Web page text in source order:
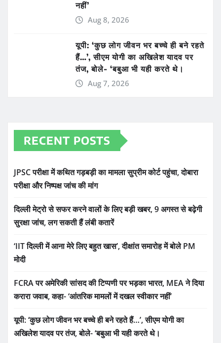
नहीं’
Aug 8, 2026
यूपी: ‘कुछ लोग जीवन भर बच्चे ही बने रहते
हैं…’, सीएम योगी का अखिलेश यादव पर
तंज, बोले- ‘बबुआ भी यही करते थे।
Aug 7, 2026
RECENT POSTS
JPSC परीक्षा में कथित गड़बड़ी का मामला सुप्रीम कोर्ट पहुंचा, दोबारा
परीक्षा और निष्पक्ष जांच की मांग
दिल्ली मेट्रो से सफर करने वालों के लिए बड़ी खबर, 9 अगस्त से बढ़ेगी
सुरक्षा जांच, लग सकती हैं लंबी कतारें
‘IIT दिल्ली में आना मेरे लिए बहुत खास’, दीक्षांत समारोह में बोले PM
मोदी
FCRA पर अमेरिकी सांसद की टिप्पणी पर भड़का भारत, MEA ने दिया
करारा जवाब, कहा- ‘आंतरिक मामलों में दखल स्वीकार नहीं’
यूपी: ‘कुछ लोग जीवन भर बच्चे ही बने रहते हैं…’, सीएम योगी का
अखिलेश यादव पर तंज, बोले- ‘बबुआ भी यही करते थे।